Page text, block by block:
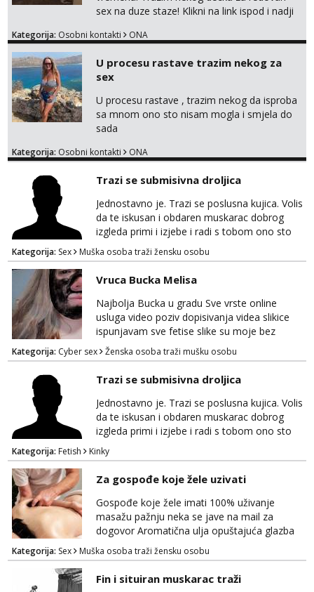
sex na duze staze! Klikni na link ispod i nadji
Kategorija: Osobni kontakti ONA
U procesu rastave trazim nekog za
sex
U procesu rastave , trazim nekog da isproba
sa mnom ono sto nisam mogla i smjela do
sada
Kategorija: Osobni kontakti ONA
Trazi se submisivna droljica
Jednostavno je. Trazi se poslusna kujica. Volis
da te iskusan i obdaren muskarac dobrog
izgleda primi i izjebe i radi s tobom ono sto
on zeli raditi. Cura si van okvira,kinky i
poslusna. Idealno 25 godina max okvirno 40.
Nikakve umisljene femy ko fol ljepotice me ne
interesiraju. Stop pederima i slicnima. Stop
bonovima i slicne gluposti. Javi se sa slikom i
ukratko o sebi na: naal_naal@yahoo...
Kategorija: Sex Muška osoba traži žensku osobu
Vruca Bucka Melisa
Najbolja Bucka u gradu Sve vrste online
usluga video poziv dopisivanja videa slikice
ispunjavam sve fetise slike su moje bez
neugodnih iznenađenja javiti se na wap:
+385998702942
Kategorija: Cyber sex Ženska osoba traži mušku osobu
Trazi se submisivna droljica
Jednostavno je. Trazi se poslusna kujica. Volis
da te iskusan i obdaren muskarac dobrog
izgleda primi i izjebe i radi s tobom ono sto
on zeli raditi. Cura si van okvira,kinky i
poslusna. Idealno 25 godina max okvirno 40.
Nikakve umisljene femy ko fol ljepotice me ne
interesiraju. Stop pederima i slicnima. Stop
bonovima i slicne gluposti. Javi se sa slikom i
ukratko o sebi na: naal_naal@yaho...
Kategorija: Fetish Kinky
Za gospođe koje žele uzivati
Gospođe koje žele imati 100% uživanje
masažu pažnju neka se jave na mail za
dogovor Aromatična ulja opuštajuća glazba
Budi moja Kraljica i ispuni si želje za dobro
opuštanje Vaš prostor
Kategorija: Sex Muška osoba traži žensku osobu
Fin i situiran muskarac traži